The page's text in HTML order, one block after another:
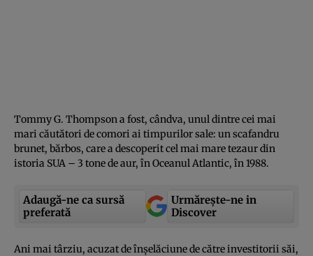
Tommy G. Thompson a fost, cândva, unul dintre cei mai
mari căutători de comori ai timpurilor sale: un scafandru
brunet, bărbos, care a descoperit cel mai mare tezaur din
istoria SUA – 3 tone de aur, în Oceanul Atlantic, în 1988.
Adaugă-ne ca sursă
preferată
Urmărește-ne in
Discover
Ani mai târziu, acuzat de înşelăciune de către investitorii săi,